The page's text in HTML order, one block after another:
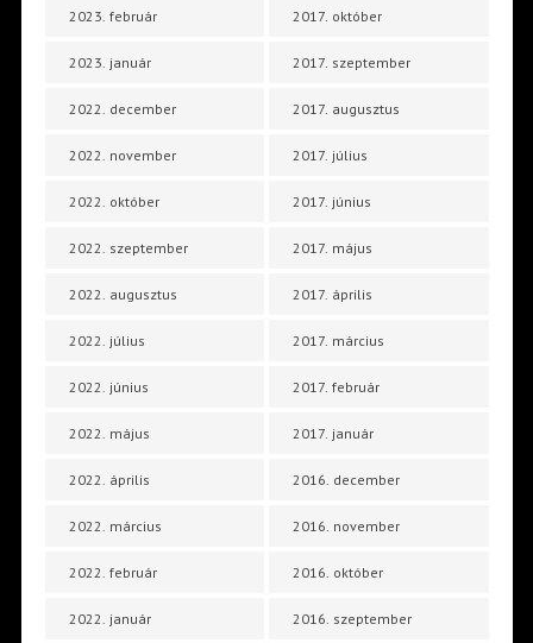
2023. február
2023. január
2022. december
2022. november
2022. október
2022. szeptember
2022. augusztus
2022. július
2022. június
2022. május
2022. április
2022. március
2022. február
2022. január
2017. október
2017. szeptember
2017. augusztus
2017. július
2017. június
2017. május
2017. április
2017. március
2017. február
2017. január
2016. december
2016. november
2016. október
2016. szeptember